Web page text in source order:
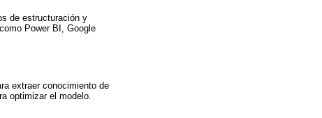
de estructuración y
Power BI, Google
extraer conocimiento de
optimizar el modelo.